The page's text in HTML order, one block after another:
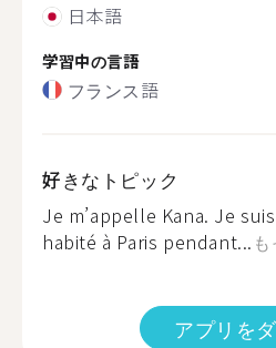
日本語
学習中の言語
フランス語
好きなトピック
Je m’appelle Kana. Je
habité à Paris pendant...
アプリを